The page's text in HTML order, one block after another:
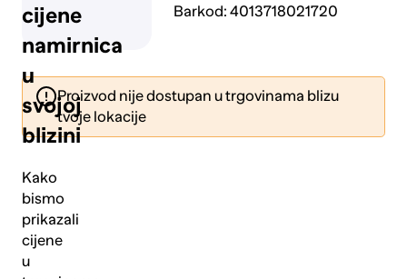
cijene
namirnica
u
svojoj
blizini
Kako
bismo
prikazali
cijene
u
Pošalji
Barkod: 4013718021720
Proizvod nije dostupan u trgovinama blizu
tvoje lokacije